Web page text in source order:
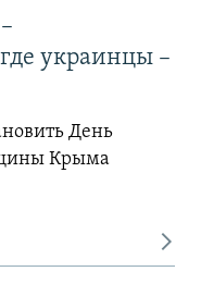
украинцы –
День
Крыма